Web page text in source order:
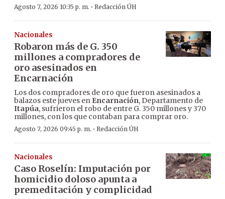
Agosto 7, 2026 10:35 p. m. · Redacción ÚH
Nacionales
Robaron más de G. 350
millones a compradores de
oro asesinados en
Encarnación
Los dos compradores de oro que fueron asesinados a
balazos este jueves en Encarnación, Departamento de
Itapúa, sufrieron el robo de entre G. 350 millones y 370
millones, con los que contaban para comprar oro.
Agosto 7, 2026 09:45 p. m. · Redacción ÚH
Nacionales
Caso Roselín: Imputación por
homicidio doloso apunta a
premeditación y complicidad